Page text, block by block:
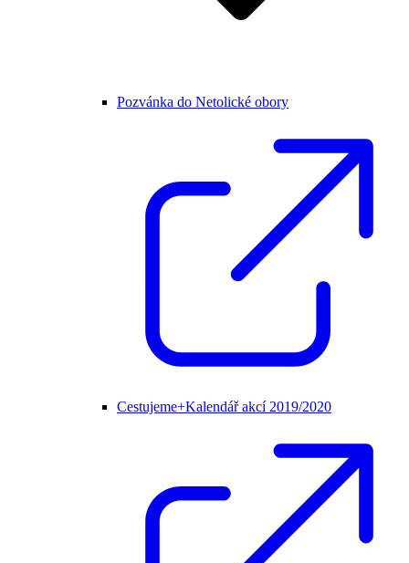
Pozvánka do Netolické obory
Cestujeme+Kalendář akcí 2019/2020